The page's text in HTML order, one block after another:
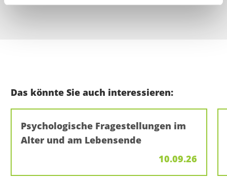
Das könnte Sie auch interessieren:
Psychologische Fragestellungen im
Alter und am Lebensende
10.09.26